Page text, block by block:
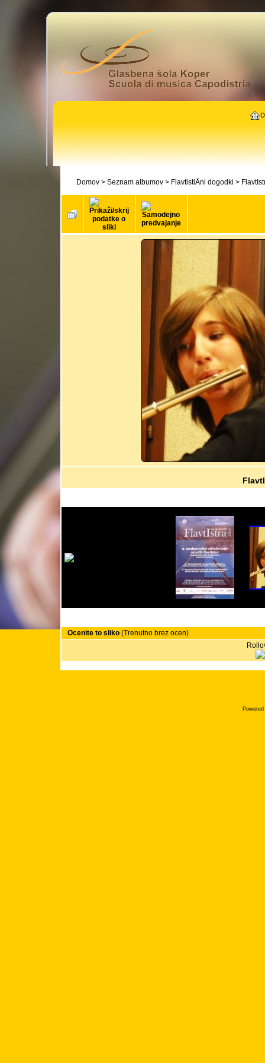
Domov> Seznam albumov> FlavtistiÄni dogodki >
Ocenite to sliko(Trenutno brez ocen)